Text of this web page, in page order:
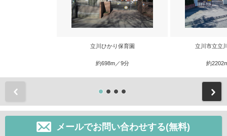
立川ひかり保育園
約698m／9分
立川市立立
約
メールでお問い合わせする(無料)